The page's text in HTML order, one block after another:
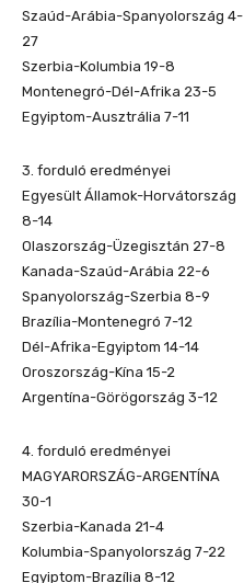
Szaúd-Arábia-Spanyolország 4-
27
Szerbia-Kolumbia 19-8
Montenegró-Dél-Afrika 23-5
Egyiptom-Ausztrália 7-11
3. forduló eredményei
Egyesült Államok-Horvátország
8-14
Olaszország-Üzegisztán 27-8
Kanada-Szaúd-Arábia 22-6
Spanyolország-Szerbia 8-9
Brazília-Montenegró 7-12
Dél-Afrika-Egyiptom 14-14
Oroszország-Kína 15-2
Argentína-Görögország 3-12
4. forduló eredményei
MAGYARORSZÁG-ARGENTÍNA
30-1
Szerbia-Kanada 21-4
Kolumbia-Spanyolország 7-22
Egyiptom-Brazília 8-12